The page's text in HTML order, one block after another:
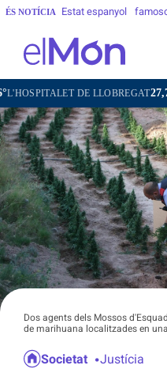
ÉS NOTÍCIA Estat espanyol
DE LLOBREGAT27,7°SANT
Dos agents dels Mossos
de marihuana localitzades en
Societat Justícia